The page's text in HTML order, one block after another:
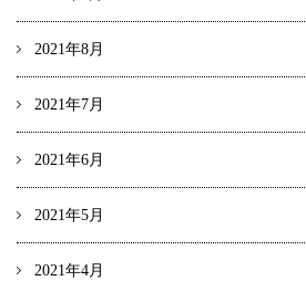
2021年8月
2021年7月
2021年6月
2021年5月
2021年4月